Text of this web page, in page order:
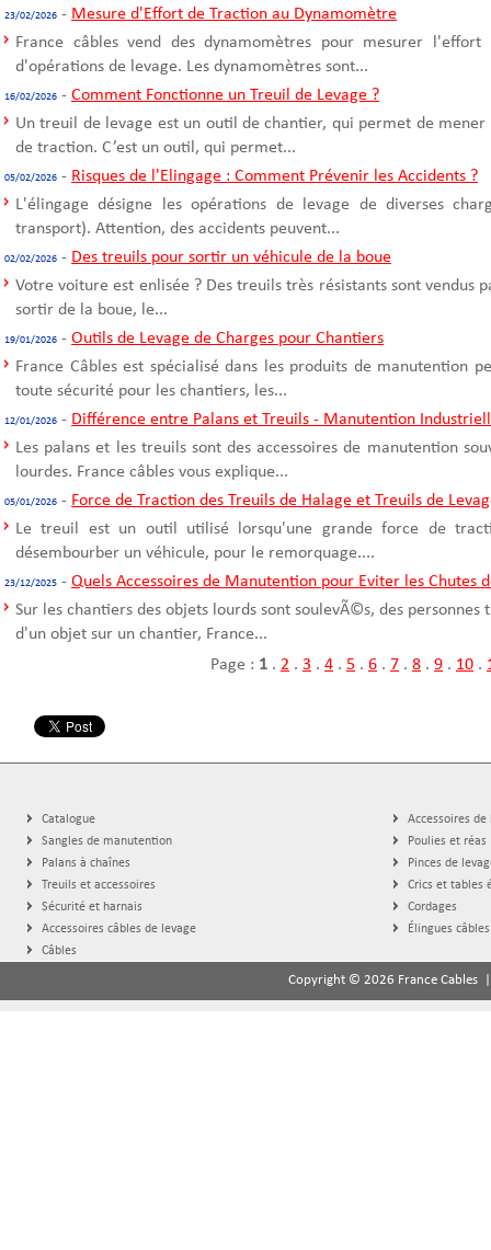
23/02/2026 - Mesure d'Effort de Traction au Dynamomètre
France câbles vend des dynamomètres pour mesurer
d'opérations de levage. Les dynamomètres sont...
16/02/2026 - Comment Fonctionne un Treuil de Levage ?
Un treuil de levage est un outil de chantier, qui permet de
de traction. C’est un outil, qui permet...
05/02/2026 - Risques de l'Elingage : Comment Prévenir les Accidents ?
L'élingage désigne les opérations de levage de diverses
transport). Attention, des accidents peuvent...
02/02/2026 - Des treuils pour sortir un véhicule de la boue
Votre voiture est enlisée ? Des treuils très résistants sont vendus
sortir de la boue, le...
19/01/2026 - Outils de Levage de Charges pour Chantiers
France Câbles est spécialisé dans les produits de manutention
toute sécurité pour les chantiers, les...
12/01/2026 - Différence entre Palans et Treuils - Manutention
Les palans et les treuils sont des accessoires de manutention
lourdes. France câbles vous explique...
05/01/2026 - Force de Traction des Treuils de Halage et Treuils de
Le treuil est un outil utilisé lorsqu'une grande force de
désembourber un véhicule, pour le remorquage....
23/12/2025 - Quels Accessoires de Manutention pour Eviter les Chutes
Sur les chantiers des objets lourds sont soulevÃ©s, des
d'un objet sur un chantier, France...
Page : 1 . 2 . 3 . 4 . 5 . 6 . 7 . 8 . 9 . 10 .
Catalogue
Sangles de manutention
Palans à chaînes
Treuils et accessoires
Sécurité et harnais
Accessoires câbles de levage
Câbles
Accessoires de
Poulies et réas
Pinces de
Crics et tables
Cordages
Élingues câbles
Copyright © 2026 France